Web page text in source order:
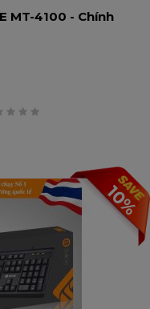
MT-4100 - Chính
10%